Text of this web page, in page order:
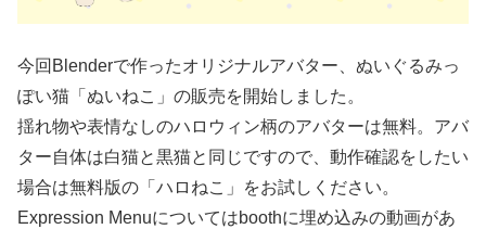
今回Blenderで作ったオリジナルアバター、ぬいぐるみっ
ぽい猫「ぬいねこ」の販売を開始しました。
揺れ物や表情なしのハロウィン柄のアバターは無料。アバ
ター自体は白猫と黒猫と同じですので、動作確認をしたい
場合は無料版の「ハロねこ」をお試しください。
Expression Menuについてはboothに埋め込みの動画があ